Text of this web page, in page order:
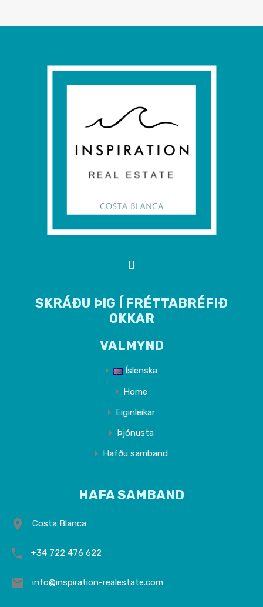
SKRÁÐU ÞIG Í FRÉTTABRÉFIÐ
OKKAR
VALMYND
Íslenska
Home
Eiginleikar
Þjónusta
Hafðu samband
HAFA SAMBAND
Costa Blanca
+34 722 476 622
info@inspiration-realestate.com